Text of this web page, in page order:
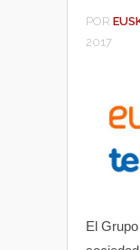
POR
2017
El Grupo